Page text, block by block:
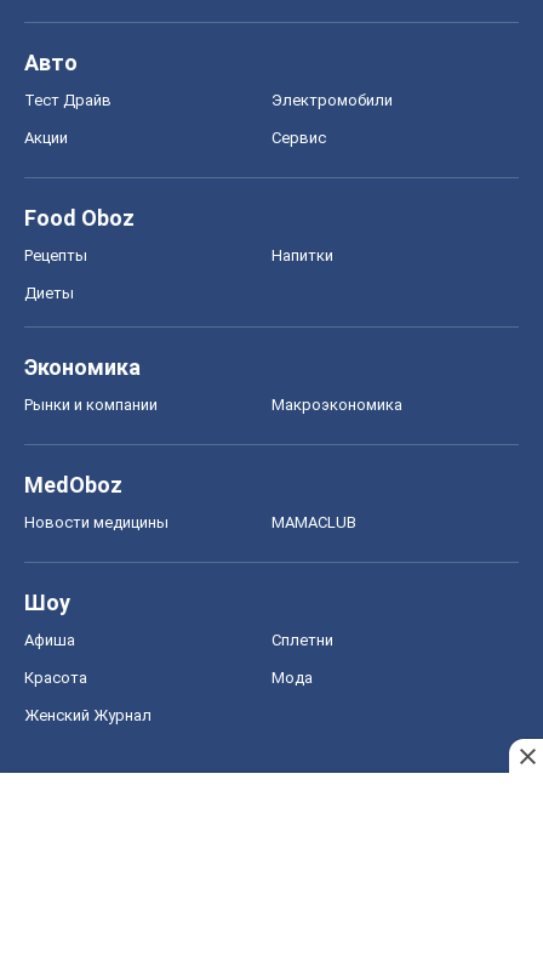
Авто
Тест Драйв Электромобили
Акции Сервис
Food Oboz
Рецепты Напитки
Диеты
Экономика
Рынки и компании Mакроэкономика
MedOboz
Новости медицины MAMACLUB
Шоу
Афиша Сплетни
Красота Мода
Женский Журнал